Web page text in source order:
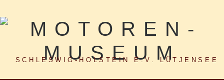
SCHLESWIG-HOLSTEIN E.V. LÜTJENSEE